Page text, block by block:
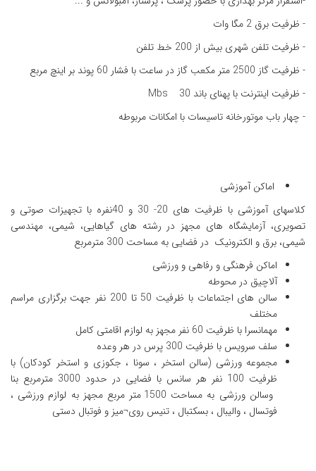
- ظرفیت برق 2 مگا وات
- ظرفیت تلفن شهری بیش از 200 خط تلفن
- ظرفیت گاز 2500 متر مکعب گاز در ساعت با فشار 60 پوند بر اینچ مربع
- ظرفیت اینترنت با پهنای باند Mbs 30
- چهار باب موتورخانه تاسیسات با امکانات مربوطه
اماکن آموزشی
کلاسهای آموزشی با ظرفیت های 20- 30 و 40نفره با تجهیزات صوتی و
تصویری، آزمایشگاه های مجهز در رشته های گیاهایی، شیمی، مهندسی
شیمی، برق و الکترونیک در فضایی به مساحت 300 مترمربع
اماکن فرهنگی و رفاهی و ورزشی
آلاچیق در محوطه
سالن های اجتماعات با ظرفیت 50 تا 200 نفر جهت برگزاری مراسم
مختلف
مهمانسرا با ظرفیت 60 نفر مجهز به لوازم اقامتی کامل
سلف سرویس با ظرفیت 300 پرس در هر وعده
مجموعه ورزشی (سالن استخر ، سونا ، جکوزی و استخر کودکان) با
ظرفیت 100 نفر هر سانس با فضایی در حدود 3000 مترمربع بنا
وسالن ورزشی به مساحت 1500 متر مربع مجهز به لوازم ورزشی ،
فوتسال ، والیبال ، بسکتبال ، تنیس روی¬میز و فوتبال دستی